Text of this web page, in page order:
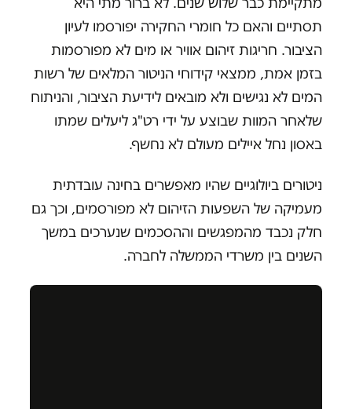
תסתיים והאם כל חומרי החקירה יפורסמו לעיון
הציבור. חריגות זיהום אוויר או מים לא מפורסמות
בזמן אמת, ממצאי קידוחי הניטור המלאים של רשות
המים לא נגישים ולא מובאים לידיעת הציבור, והניתוח
שלאחר המוות שבוצע על ידי רט"ג ליעלים שמתו
באסון נחל איילים מעולם לא נחשף.
ניטורים ביולוגיים שהיו מאפשרים בחינה עובדתית
מעמיקה של השפעות הזיהום לא מפורסמים, וכך גם
חלק נכבד מהמפגשים וההסכמים שנערכים במשך
השנים בין משרדי הממשלה לחברה.